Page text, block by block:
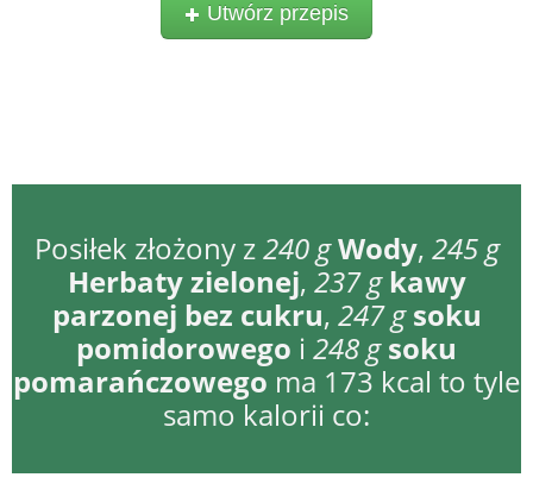
Utwórz przepis
Posiłek złożony z240 gWody, 245 g
Herbaty zielonej, 237 g kawy
parzonej bez cukru, 247 g soku
pomidorowego i 248 g soku
pomarańczowego ma 173 kcal to tyle
samo kalorii co: